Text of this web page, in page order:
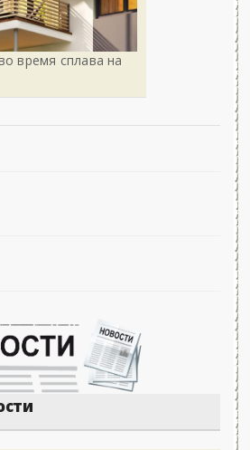
время сплава на